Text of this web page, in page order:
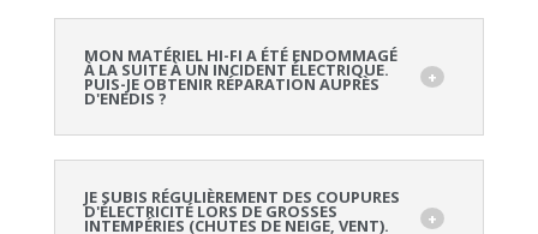
MON MATÉRIEL HI-FI A ÉTÉ ENDOMMAGÉ
À LA SUITE À UN INCIDENT ÉLECTRIQUE.
PUIS-JE OBTENIR RÉPARATION AUPRÈS
D'ENEDIS ?
JE SUBIS RÉGULIÈREMENT DES COUPURES
D'ÉLECTRICITÉ LORS DE GROSSES
INTEMPÉRIES (CHUTES DE NEIGE, VENT).